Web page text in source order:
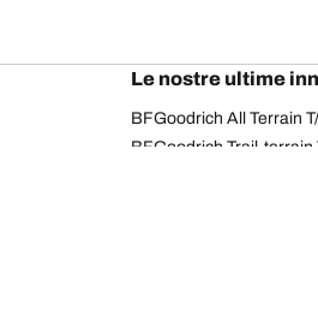
Le nostre ultime
BFGoodrich All Terrain
BFGoodrich Trail-terrain